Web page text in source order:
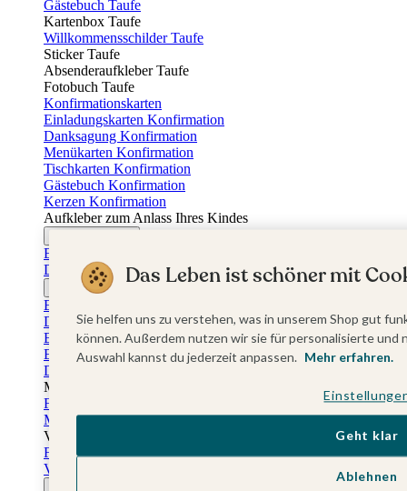
Gästebuch Taufe
Kartenbox Taufe
Willkommensschilder Taufe
Sticker Taufe
Absenderaufkleber Taufe
Fotobuch Taufe
Konfirmationskarten
Einladungskarten Konfirmation
Danksagung Konfirmation
Menükarten Konfirmation
Tischkarten Konfirmation
Gästebuch Konfirmation
Kerzen Konfirmation
Aufkleber zum Anlass Ihres Kindes
Einladungskarten Firmung
Dankeskarten Firmung
Jugendweihekarten
Einladungskarten Jugendweihe
Dankeskarten Jugendweihe
Einschulungskarten
Einladungskarten Einschulung
Danksagung Einschulung
Muttertag
Fotogeschenke Muttertag
Muttertagskarten
Vatertag
Fotogeschenke Vatertag
Vatertagskarten
Das Leben ist schöner mit
Sie helfen uns zu verstehen, was in unserem Shop gut
können. Außerdem nutzen wir sie für personalisierte
Auswahl kannst du jederzeit anpassen. Mehr erfahren.
Ablehnen
Geht klar